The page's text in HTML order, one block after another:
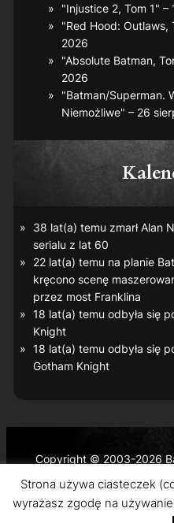
"Injustice 2, Tom 1" –
"Red Hood: Outlaws,
2026
"Absolute Batman,
2026
"Batman/Superman.
Niemożliwe" – 26
38 lat(a) temu zmarł Alan
serialu z lat 60
22 lat(a) temu na planie
kręcono scenę
przez most Franklina
18 lat(a) temu odbyła się
Knight
18 lat(a) temu odbyła się
Gotham Knight
Copyright © 2003-2026
Batman and all related
trademarks of © DC Comics
Strona używa ciasteczek
wyrażasz zgodę na